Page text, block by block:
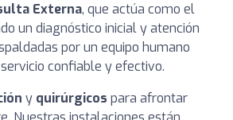
Externa, que actúa como el
un diagnóstico inicial y atención
por un equipo humano
confiable y efectivo.
y quirúrgicos para afrontar